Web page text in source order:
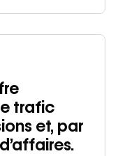
trafic
et, par